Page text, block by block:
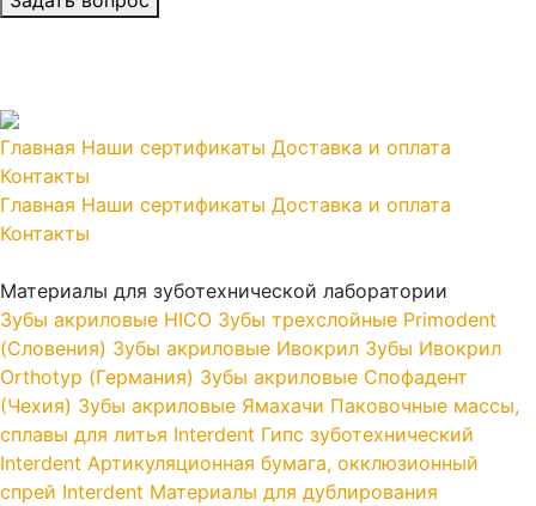
Главная Наши сертификаты Доставка и оплата
Контакты
Главная Наши сертификаты Доставка и оплата
Контакты
Материалы для зуботехнической лаборатории
Зубы акриловые HICO Зубы трехслойные Primodent
(Словения) Зубы акриловые Ивокрил Зубы Ивокрил
Orthotyp (Германия) Зубы акриловые Спофадент
(Чехия) Зубы акриловые Ямахачи Паковочные массы,
сплавы для литья Interdent Гипс зуботехнический
Interdent Артикуляционная бумага, окклюзионный
спрей Interdent Материалы для дублирования